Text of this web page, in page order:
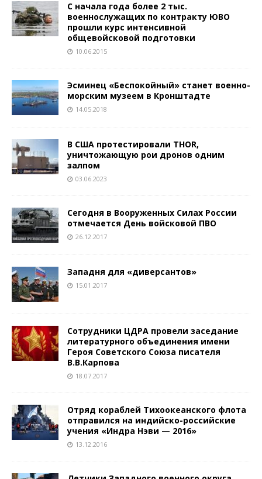
С начала года более 2 тыс.
военнослужащих по контракту ЮВО
прошли курс интенсивной
общевойсковой подготовки
10.06.2015
Эсминец «Беспокойный» станет военно-
морским музеем в Кронштадте
14.05.2018
В США протестировали THOR,
уничтожающую рои дронов одним
залпом
03.06.2023
Сегодня в Вооруженных Силах России
отмечается День войсковой ПВО
26.12.2017
Западня для «диверсантов»
15.01.2017
Сотрудники ЦДРА провели заседание
литературного объединения имени
Героя Советского Союза писателя
В.В.Карпова
18.07.2017
Отряд кораблей Тихоокеанского флота
отправился на индийско-российские
учения «Индра Нэви — 2016»
13.12.2016